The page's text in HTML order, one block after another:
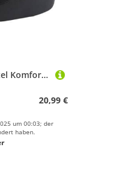
Aymzbd Fahrradsattel Komfort Fahrradsitz Sitzpolster Fahrrad Stoßabsorption Ergonomisch Wasserdicht Atmungsaktiv für Erwachsene Heimtrainer Indoor Outdoor F, Schwarz
20,99 €
um 00:03; der
haben.